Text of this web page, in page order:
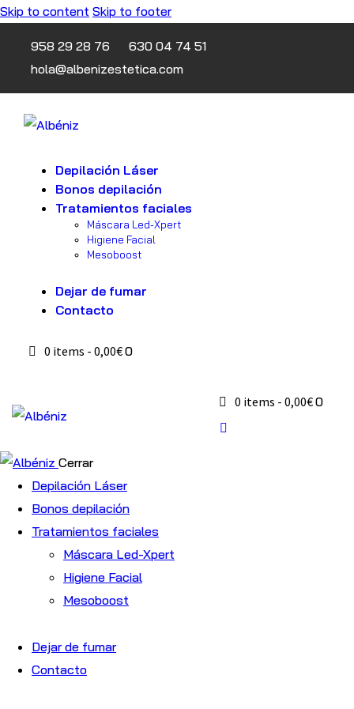
Skip to content Skip to footer
958 29 28 76
630 04 74 51
hola@albenizestetica.com
Depilación Láser
Bonos depilación
Tratamientos faciales
Máscara Led-Xpert
Higiene Facial
Mesoboost
Dejar de fumar
Contacto
0 items -0,00€0
0 items - 0,00€0
Cerrar
Depilación Láser
Bonos depilación
Tratamientos faciales
Máscara Led-Xpert
Higiene Facial
Mesoboost
Dejar de fumar
Contacto